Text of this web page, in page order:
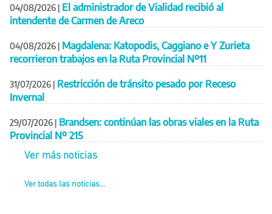
04/08/2026 | El administrador de Vialidad recibió al
intendente de Carmen de Areco
04/08/2026 | Magdalena: Katopodis, Caggiano e Y Zurieta
recorrieron trabajos en la Ruta Provincial Nº11
31/07/2026 | Restricción de tránsito pesado por Receso
Invernal
29/07/2026 | Brandsen: continúan las obras viales en la Ruta
Provincial Nº 215
Ver más noticias
Ver todas las noticias...